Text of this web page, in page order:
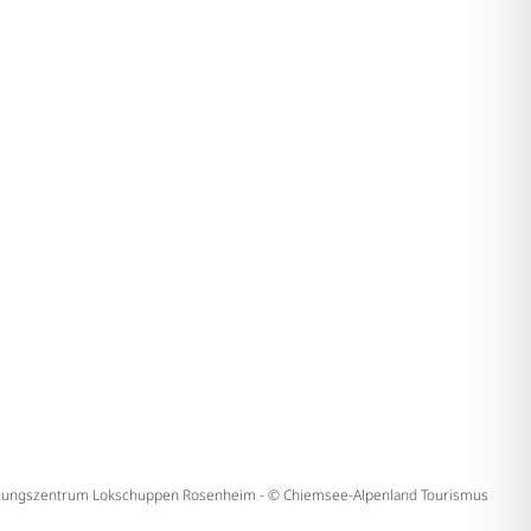
Lokschuppen Rosenheim - © Chiemsee-Alpenland Tourismus